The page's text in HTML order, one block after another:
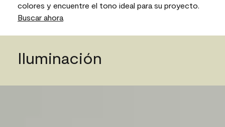
colores y encuentre el tono ideal para su proyecto.
Buscar ahora
Iluminación